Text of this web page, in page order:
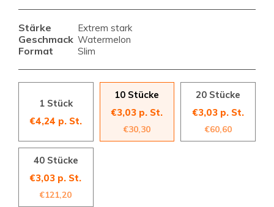
Stärke Extrem stark
Geschmack Watermelon
Format Slim
1 Stück
€4,24 p. St.
10 Stücke
€3,03 p. St.
€30,30
20 Stücke
€3,03 p. St.
€60,60
40 Stücke
€3,03 p. St.
€121,20